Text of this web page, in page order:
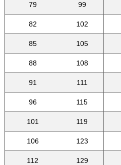
79 99
82 102
85 105
88 108
91 111
96 115
101 119
106 123
112 129